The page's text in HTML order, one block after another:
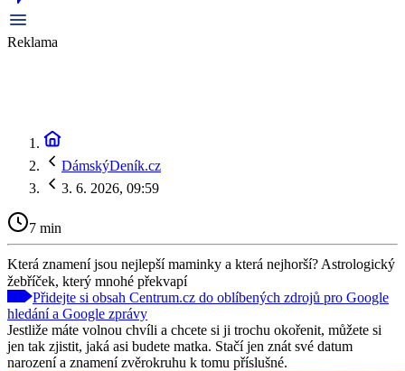
Reklama
DámskýDeník.cz
3. 6. 2026, 09:59
7 min
Která znamení jsou nejlepší maminky a která nejhorší? Astrologický
žebříček, který mnohé překvapí
Přidejte si obsah Centrum.cz do oblíbených zdrojů pro Google
hledání a Google zprávy
Jestliže máte volnou chvíli a chcete si ji trochu okořenit, můžete si
jen tak zjistit, jaká asi budete matka. Stačí jen znát své datum
narození a znamení zvěrokruhu k tomu příslušné.